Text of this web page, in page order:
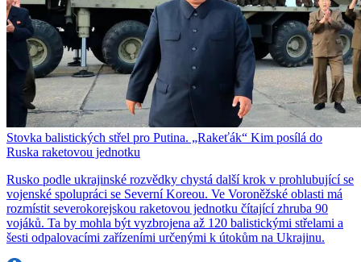
Stovka balistických střel pro Putina. „Rakeťák“ Kim posílá do
Ruska raketovou jednotku
Rusko podle ukrajinské rozvědky chystá další krok v prohlubující se
vojenské spolupráci se Severní Koreou. Ve Voroněžské oblasti má
rozmístit severokorejskou raketovou jednotku čítající zhruba 90
vojáků. Ta by mohla být vyzbrojena až 120 balistickými střelami a
šesti odpalovacími zařízeními určenými k útokům na Ukrajinu.